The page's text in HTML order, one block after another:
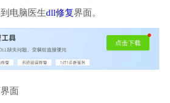
电脑医生dll修复界面。
面